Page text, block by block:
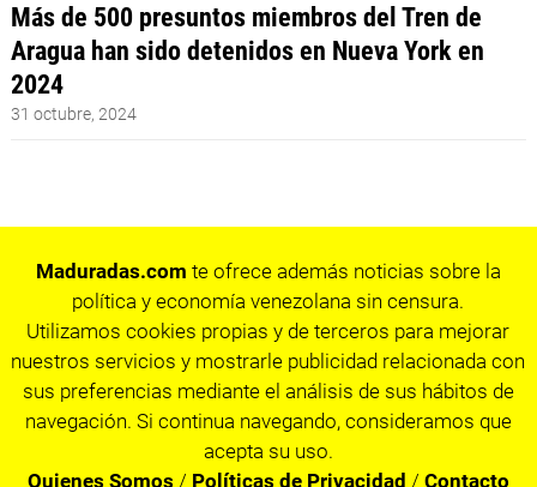
Más de 500 presuntos miembros del Tren de
Aragua han sido detenidos en Nueva York en
2024
31 octubre, 2024
Maduradas.com te ofrece además noticias sobre la
política y economía venezolana sin censura.
Utilizamos cookies propias y de terceros para mejorar
nuestros servicios y mostrarle publicidad relacionada con
sus preferencias mediante el análisis de sus hábitos de
navegación. Si continua navegando, consideramos que
acepta su uso.
Quienes Somos / Políticas de Privacidad / Contacto